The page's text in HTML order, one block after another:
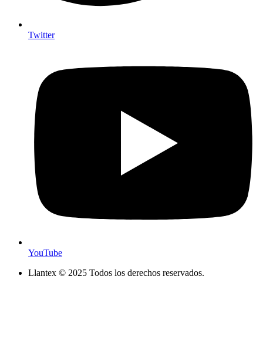
Twitter
YouTube
Llantex © 2025 Todos los derechos reservados.